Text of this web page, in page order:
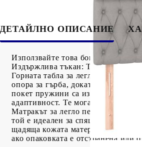
ДЕТАЙЛНО ОПИСАНИЕ
Използвайте това боксспринг
Издържлива тъкан: Тъканта се
Горната табла за легло се
опора за гърба, докато седите в
покет пружини са известни с
адаптивност. Те могат
Матракът за легло перфектно
той е идеален за спящи по гръб
щадяща кожата материя, което я
ако опаковката е отстранена или